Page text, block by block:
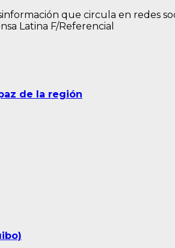
que circula en redes
Latina F/Referencial
de la región